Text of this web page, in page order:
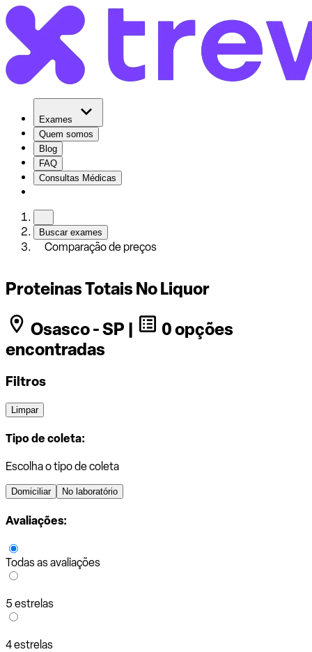
Exames
Quem somos
Blog
FAQ
Consultas Médicas
Buscar exames
Comparação de preços
Proteinas Totais No Liquor
Osasco - SP |
0 opções
encontradas
Filtros
Limpar
Tipo de coleta:
Escolha o tipo de coleta
Domiciliar No laboratório
Avaliações:
Todas as avaliações
5 estrelas
4 estrelas